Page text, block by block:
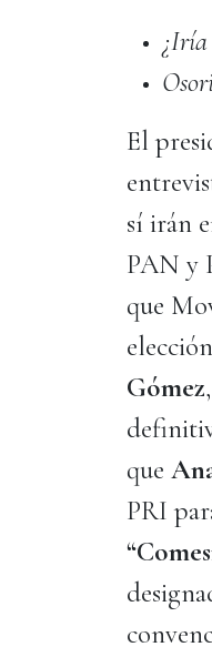
El
sí irán
PAN y
que
Gómez
que
PRI